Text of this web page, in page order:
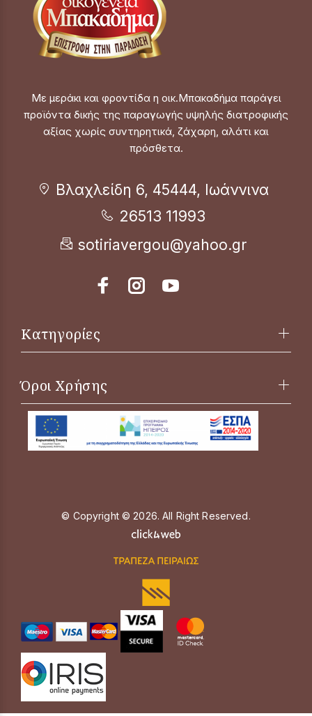
Με μεράκι και φροντίδα η οικ.Μπακαδήμα παράγει
προϊόντα δικής της παραγωγής υψηλής διατροφικής
αξίας χωρίς συντηρητικά, ζάχαρη, αλάτι και
πρόσθετα.
Βλαχλείδη 6, 45444, Ιωάννινα
26513 11993
sotiriavergou@yahoo.gr
Κατηγορίες
Όροι Χρήσης
© Copyright © 2026. All Right Reserved.